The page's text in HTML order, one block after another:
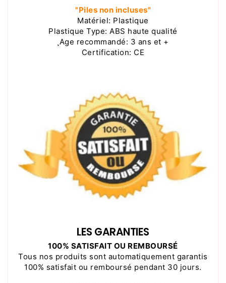
"Piles non incluses"
Matériel: Plastique
Plastique Type: ABS haute qualité
¸Age recommandé: 3 ans et +
Certification: CE
LES GARANTIES
100% SATISFAIT OU REMBOURSÉ
Tous nos produits sont automatiquement garantis
100% satisfait ou remboursé pendant 30 jours.